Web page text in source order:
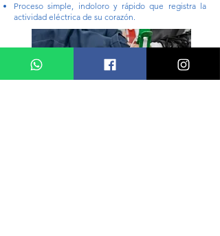
Proceso simple, indoloro y rápido que registra la
actividad eléctrica de su corazón.